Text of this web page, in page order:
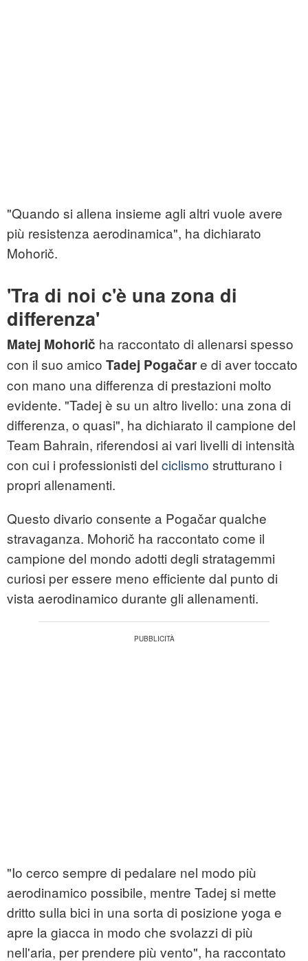
"Quando si allena insieme agli altri vuole avere
più resistenza aerodinamica", ha dichiarato
Mohorič.
'Tra di noi c'è una zona di
differenza'
Matej Mohorič ha raccontato di allenarsi spesso
con il suo amico Tadej Pogačare di aver toccato
con mano una differenza di prestazioni molto
evidente. "Tadej è su un altro livello: una zona di
differenza, o quasi", ha dichiarato il campione del
Team Bahrain, riferendosi ai vari livelli di intensità
con cui i professionisti del ciclismo strutturano i
propri allenamenti.
Questo divario consente a Pogačar qualche
stravaganza. Mohorič ha raccontato come il
campione del mondo adotti degli stratagemmi
curiosi per essere meno efficiente dal punto di
vista aerodinamico durante gli allenamenti.
"Io cerco sempre di pedalare nel modo più
aerodinamico possibile, mentre Tadej si mette
dritto sulla bici in una sorta di posizione yoga e
apre la giacca in modo che svolazzi di più
nell'aria, per prendere più vento", ha raccontato